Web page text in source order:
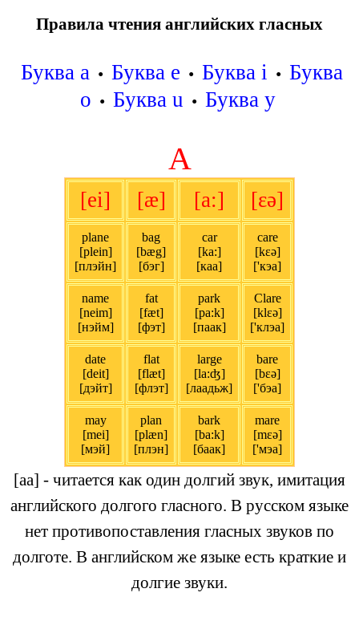
Правила чтения английских гласных
Буква a • Буква e • Буква i • Буква
o • Буква u • Буква y
A
[ei] [æ] [a:] [εə]
plane
[plein]
[плэйн]
bag
[bæg]
[бэг]
car
[ka:]
[каа]
care
[kεə]
['кэа]
name
[neim]
[нэйм]
fat
[fæt]
[фэт]
park
[pa:k]
[паак]
Clare
[klεə]
['клэа]
date
[deit]
[дэйт]
flat
[flæt]
[флэт]
large
[la:ʤ]
[лаадьж]
bare
[bεə]
['бэа]
may
[mei]
[мэй]
plan
[plæn]
[плэн]
bark
[ba:k]
[баак]
mare
[mεə]
['мэа]
[аа] - читается как один долгий звук, имитация
английского долгого гласного. В русском языке
нет противопоставления гласных звуков по
долготе. В английском же языке есть краткие и
долгие звуки.